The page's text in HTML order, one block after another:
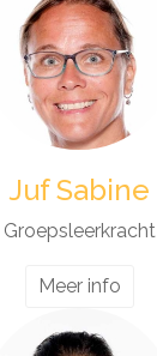
Juf Sabine
Groepsleerkracht
Meer info